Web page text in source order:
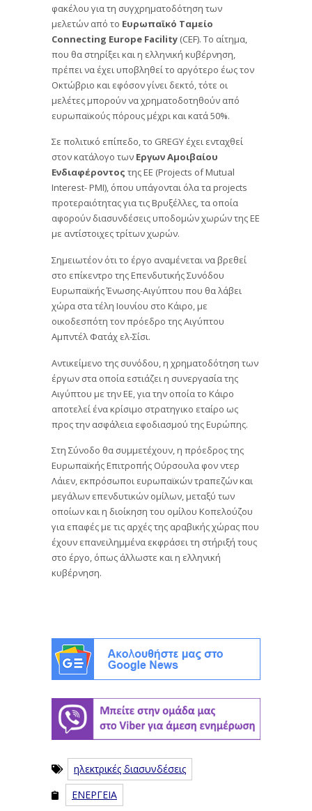
φακέλου για τη συγχρηματοδότηση των
μελετών από το Ευρωπαϊκό Ταμείο
Connecting Europe Facility (CEF). Το αίτημα,
που θα στηρίξει και η ελληνική κυβέρνηση,
πρέπει να έχει υποβληθεί το αργότερο έως τον
Οκτώβριο και εφόσον γίνει δεκτό, τότε οι
μελέτες μπορούν να χρηματοδοτηθούν από
ευρωπαϊκούς πόρους μέχρι και κατά 50%.
Σε πολιτικό επίπεδο, το GREGY έχει ενταχθεί
στον κατάλογο των Εργων Αμοιβαίου
Ενδιαφέροντος της ΕΕ (Projects of Mutual
Interest- PMI), όπου υπάγονται όλα τα projects
προτεραιότητας για τις Βρυξέλλες, τα οποία
αφορούν διασυνδέσεις υποδομών χωρών της ΕΕ
με αντίστοιχες τρίτων χωρών.
Σημειωτέον ότι το έργο αναμένεται να βρεθεί
στο επίκεντρο της Επενδυτικής Συνόδου
Ευρωπαϊκής Ένωσης-Αιγύπτου που θα λάβει
χώρα στα τέλη Ιουνίου στο Κάιρο, με
οικοδεσπότη τον πρόεδρο της Αιγύπτου
Αμπντέλ Φατάχ ελ-Σίσι.
Αντικείμενο της συνόδου, η χρηματοδότηση των
έργων στα οποία εστιάζει η συνεργασία της
Αιγύπτου με την ΕΕ, για την οποία το Κάιρο
αποτελεί ένα κρίσιμο στρατηγικο εταίρο ως
προς την ασφάλεια εφοδιασμού της Ευρώπης.
Στη Σύνοδο θα συμμετέχουν, η πρόεδρος της
Ευρωπαϊκής Επιτροπής Ούρσουλα φον ντερ
Λάιεν, εκπρόσωποι ευρωπαϊκών τραπεζών και
μεγάλων επενδυτικών ομίλων, μεταξύ των
οποίων και η διοίκηση του ομίλου Κοπελούζου
για επαφές με τις αρχές της αραβικής χώρας που
έχουν επανειλημμένα εκφράσει τη στήριξή τους
στο έργο, όπως άλλωστε και η ελληνική
κυβέρνηση.
ηλεκτρικές διασυνδέσεις
ΕΝΕΡΓΕΙΑ